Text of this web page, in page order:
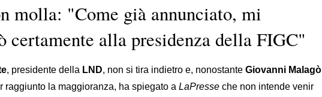
molla: "Come già annunciato, mi
certamente alla presidenza della FIGC"
, presidente della LND, non si tira indietro e, nonostante Giovanni Malagò
raggiunto la maggioranza, ha spiegato a LaPresse che non intende venir